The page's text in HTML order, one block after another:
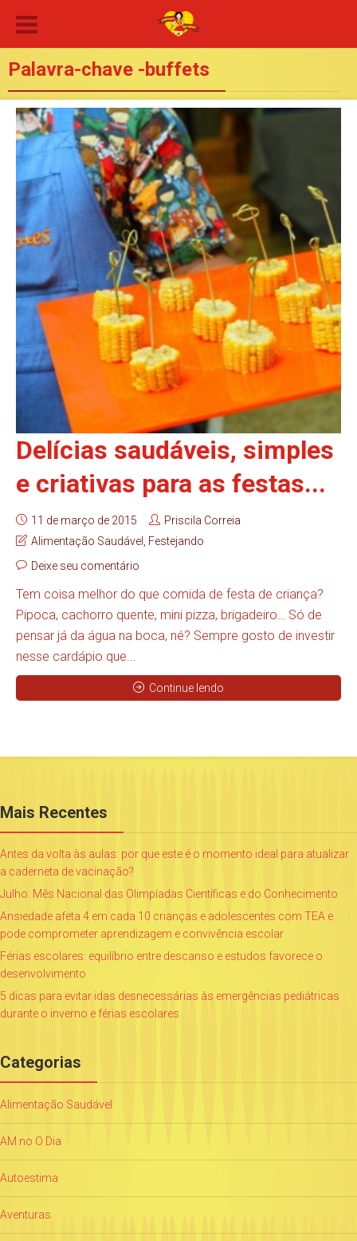
Palavra-chave -buffets
Delícias saudáveis, simples
e criativas para as festas...
11 de março de 2015
Priscila Correia
Alimentação Saudável
Festejando
Deixe seu comentário
Tem coisa melhor do que comida de festa de criança?
Pipoca, cachorro quente, mini pizza, brigadeiro… Só de
pensar já da água na boca, né? Sempre gosto de investir
nesse cardápio que...
Continue lendo
Mais Recentes
Antes da volta às aulas: por que este é o momento ideal para atualizar
a caderneta de vacinação?
Julho: Mês Nacional das Olimpíadas Científicas e do Conhecimento
Ansiedade afeta 4 em cada 10 crianças e adolescentes com TEA e
pode comprometer aprendizagem e convivência escolar
Férias escolares: equilíbrio entre descanso e estudos favorece o
desenvolvimento
5 dicas para evitar idas desnecessárias às emergências pediátricas
durante o inverno e férias escolares
Categorias
Alimentação Saudável
AM no O Dia
Autoestima
Aventuras